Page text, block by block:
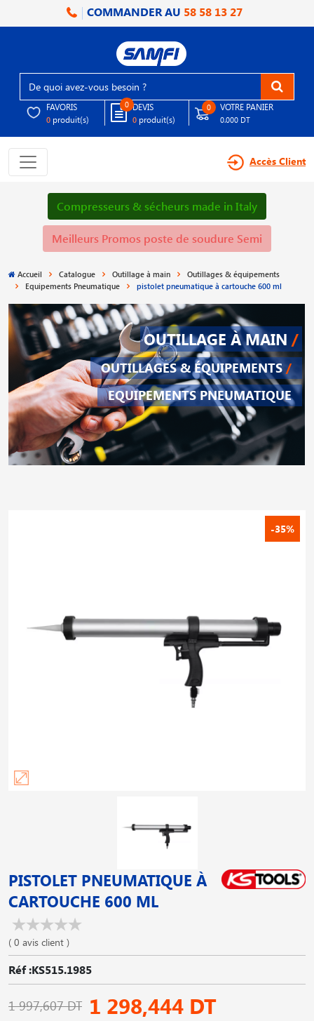
COMMANDER AU 58 58 13 27
FAVORIS
0 produit(s)
0 DEVIS
0 produit(s)
0 VOTRE PANIER
0.000 DT
Accès Client
Compresseurs & sécheurs made in Italy
Meilleurs Promos poste de soudure Semi
Accueil Catalogue Outillage à main
Outillages & équipements
Equipements Pneumatique
pistolet pneumatique à cartouche 600 ml
OUTILLAGE À MAIN /
OUTILLAGES & ÉQUIPEMENTS /
EQUIPEMENTS PNEUMATIQUE
-35%
PISTOLET PNEUMATIQUE À
CARTOUCHE 600 ML
( 0 avis client )
Réf :KS515.1985
1 997,607 DT 1 298,444 DT